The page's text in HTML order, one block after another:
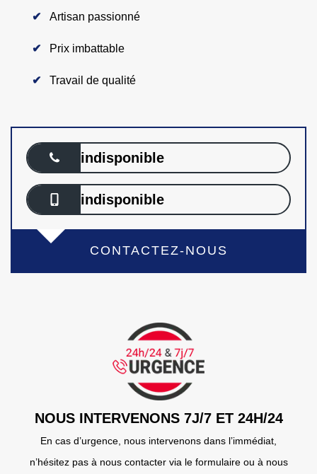
Artisan passionné
Prix imbattable
Travail de qualité
indisponible
indisponible
CONTACTEZ-NOUS
NOUS INTERVENONS 7J/7 ET 24H/24
En cas d’urgence, nous intervenons dans l’immédiat,
n’hésitez pas à nous contacter via le formulaire ou à nous